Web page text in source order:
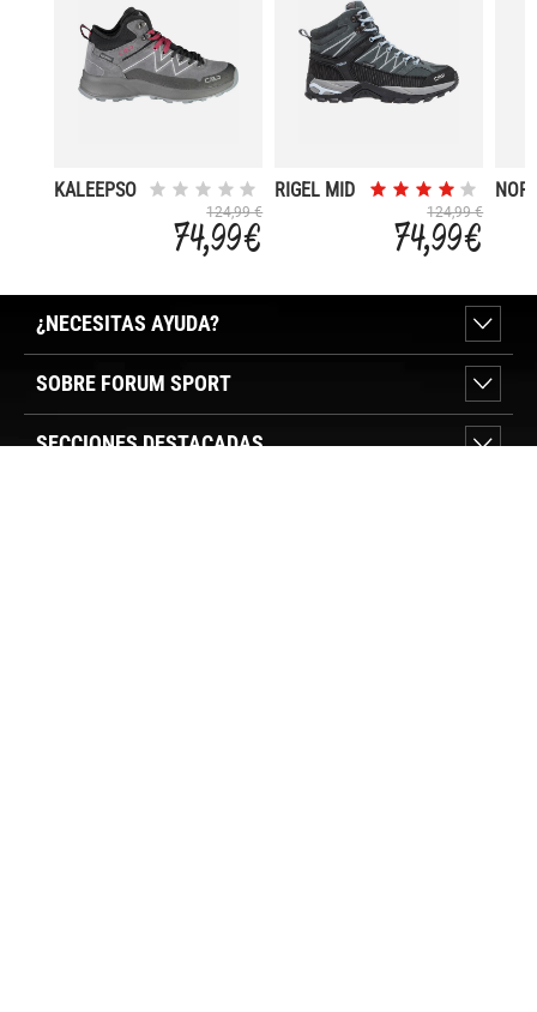
KALEEPSO
124,99 €
74,99 €
RIGEL MID
124,99 €
74,99 €
¿NECESITAS AYUDA?
SOBRE FORUM SPORT
SECCIONES DESTACADAS